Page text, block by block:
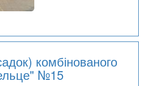
комбінованого
№15